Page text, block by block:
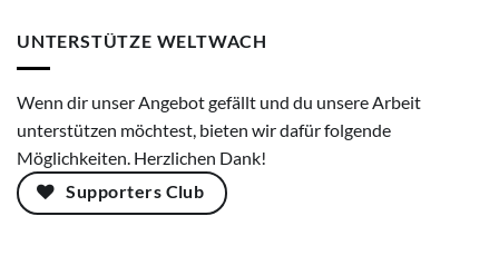
UNTERSTÜTZE WELTWACH
Wenn dir unser Angebot gefällt und du unsere Arbeit
unterstützen möchtest, bieten wir dafür folgende
Möglichkeiten. Herzlichen Dank!
Supporters Club